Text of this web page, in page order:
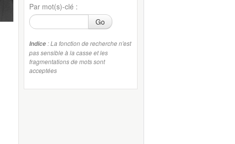
Par mot(s)-clé :
Go
Indice : La fonction de recherche n'est
pas sensible à la casse et les
fragmentations de mots sont
acceptées